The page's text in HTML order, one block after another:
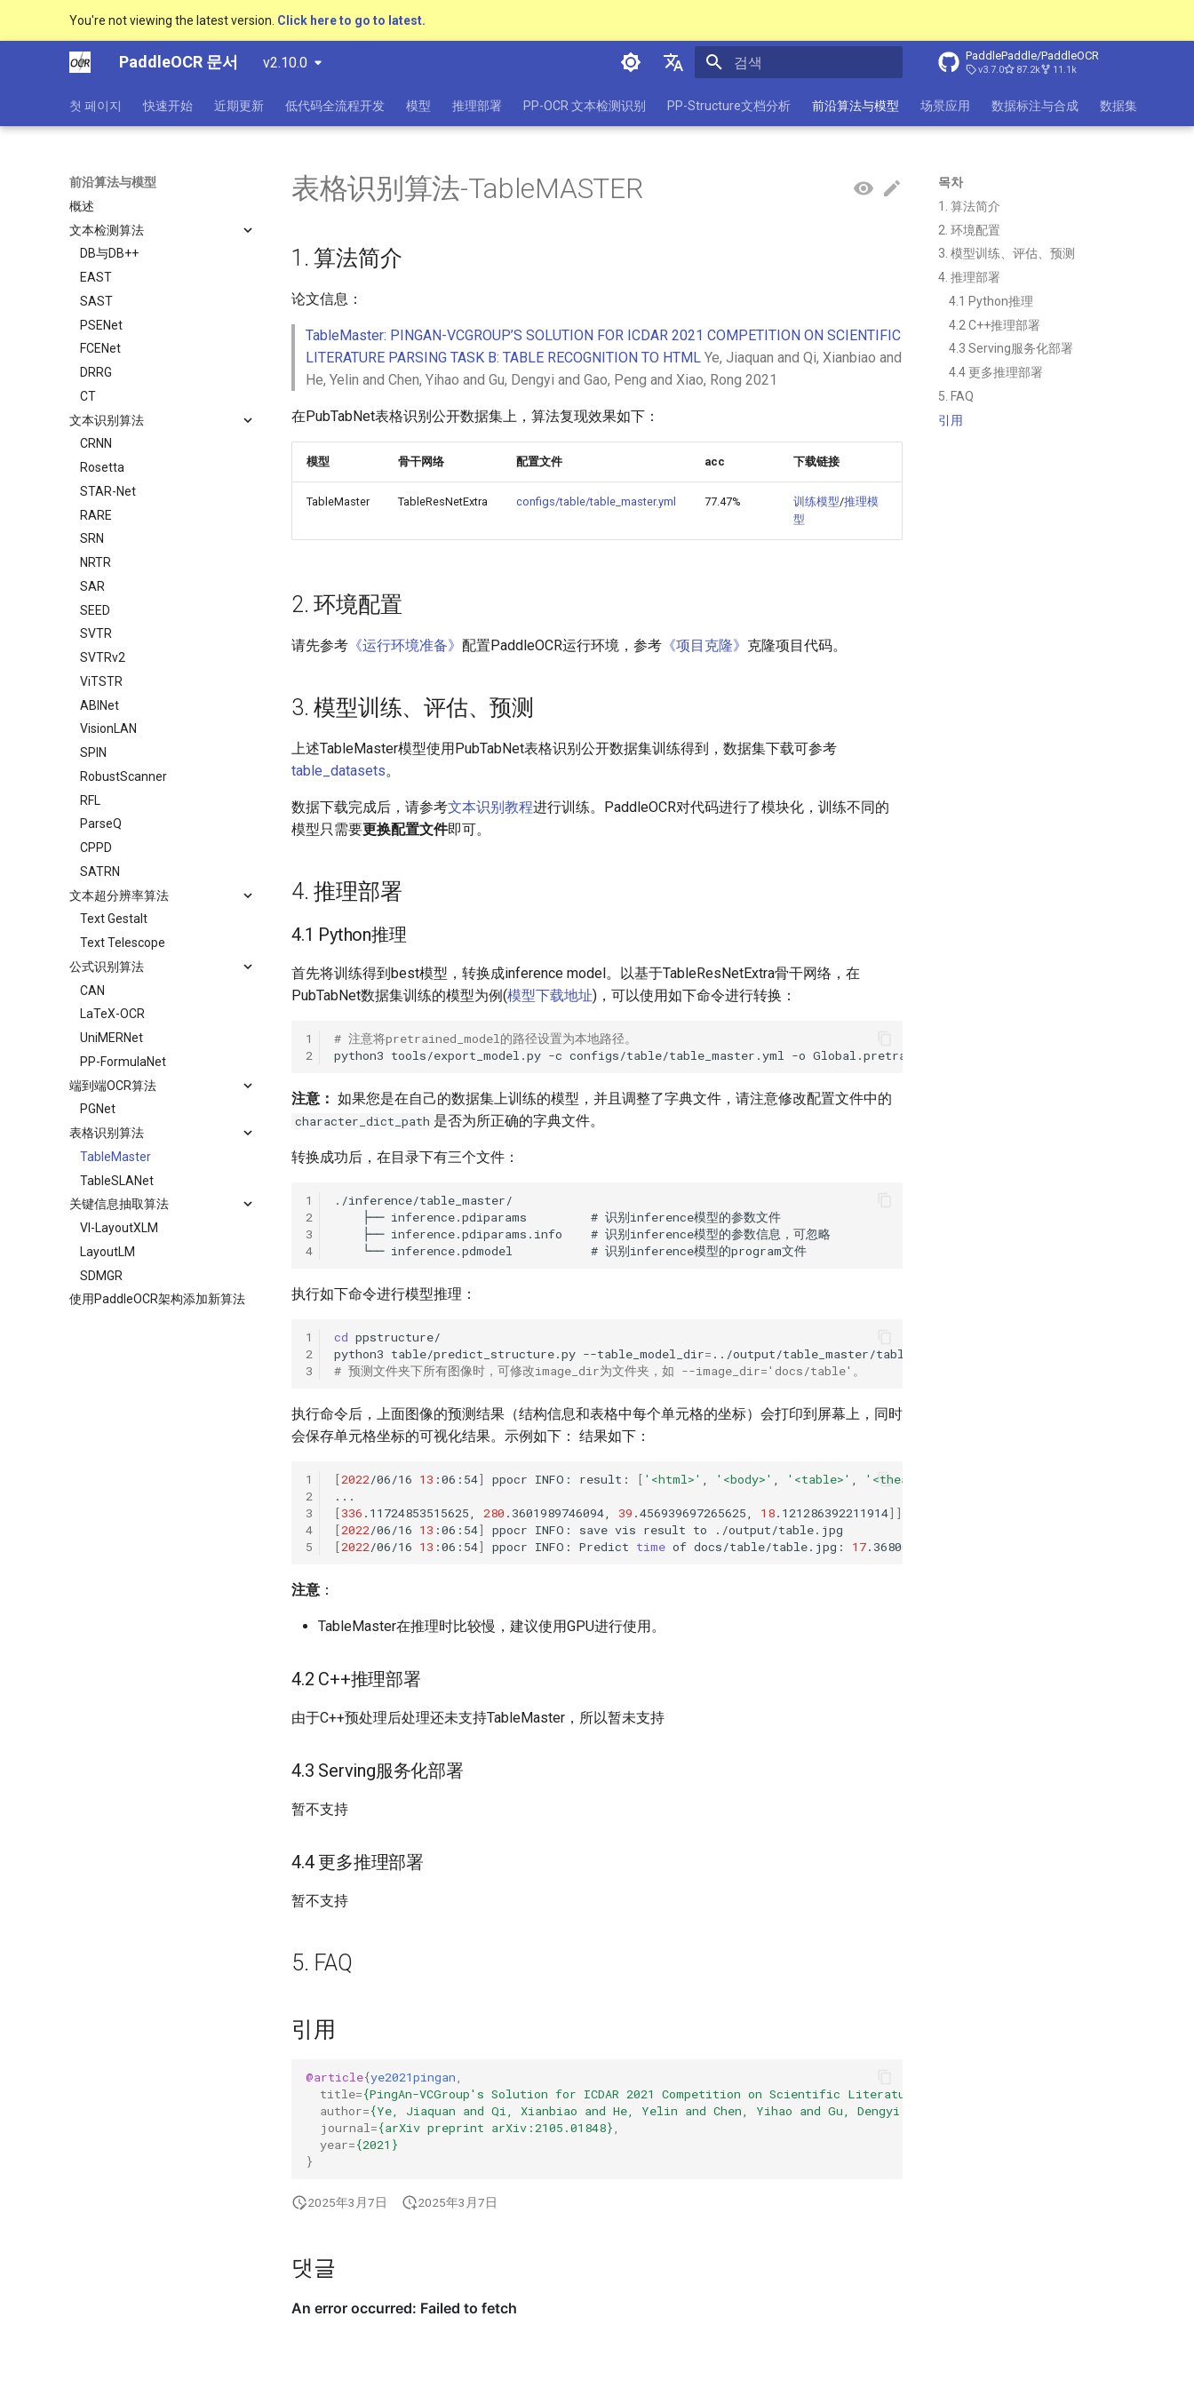
You're not viewing the latest version. Click here to go to latest.
PaddleOCR 문서 v2.10.0
简体中文
Pу́сский язы́к
PaddlePaddle/PaddleOCR
v3.7.0 87.2k 11.1k
첫 페이지 快速开始 近期更新 低代码全流程开发 模型 推理部署 PP-OCR 文本检测识别 PP-Structure文档分析 前沿算法与模型 场景应用 数据标注与合成 数据集
前沿算法与模型
概述
文本检测算法
DB与DB++
EAST
SAST
PSENet
FCENet
DRRG
CT
文本识别算法
CRNN
Rosetta
STAR-Net
RARE
SRN
NRTR
SAR
SEED
SVTR
SVTRv2
ViTSTR
ABINet
VisionLAN
SPIN
RobustScanner
RFL
ParseQ
CPPD
SATRN
文本超分辨率算法
Text Gestalt
Text Telescope
公式识别算法
CAN
LaTeX-OCR
UniMERNet
PP-FormulaNet
端到端OCR算法
PGNet
表格识别算法
TableMaster
TableSLANet
关键信息抽取算法
VI-LayoutXLM
LayoutLM
SDMGR
使用PaddleOCR架构添加新算法
목차
1. 算法简介
2. 环境配置
3. 模型训练、评估、预测
4. 推理部署
4.1 Python推理
4.2 C++推理部署
4.3 Serving服务化部署
4.4 更多推理部署
5. FAQ
引用
表格识别算法-TableMASTER
1. 算法简介
论文信息：
TableMaster: PINGAN-VCGROUP’S SOLUTION FOR ICDAR 2021 COMPETITION ON SCIENTIFIC
LITERATURE PARSING TASK B: TABLE RECOGNITION TO HTML Ye, Jiaquan and Qi, Xianbiao and
He, Yelin and Chen, Yihao and Gu, Dengyi and Gao, Peng and Xiao, Rong 2021
在PubTabNet表格识别公开数据集上，算法复现效果如下：
模型 骨干网络 配置文件 acc 下载链接
TableMaster TableResNetExtra configs/table/table_master.yml 77.47% 训练模型/推理模
型
2. 环境配置
请先参考 《运行环境准备》 配置PaddleOCR运行环境，参考 《项目克隆》 克隆项目代码。
3. 模型训练、评估、预测
上述TableMaster模型使用PubTabNet表格识别公开数据集训练得到，数据集下载可参考
table_datasets。
数据下载完成后，请参考文本识别教程进行训练。PaddleOCR对代码进行了模块化，训练不同的
模型只需要更换配置文件即可。
4. 推理部署
4.1 Python推理
首先将训练得到best模型，转换成inference model。以基于TableResNetExtra骨干网络，在
PubTabNet数据集训练的模型为例(模型下载地址)，可以使用如下命令进行转换：
1
2
# 注意将pretrained_model的路径设置为本地路径。
python3 tools/export_model.py -c configs/table/table_master.yml -o Global.pretrained_model
注意： 如果您是在自己的数据集上训练的模型，并且调整了字典文件，请注意修改配置文件中的
character_dict_path 是否为所正确的字典文件。
转换成功后，在目录下有三个文件：
1
2
3
4
执行如下命令进行模型推理：
1
2
3
cd
python3 table/predict_structure.py --table_model_dir= ../output/table_master/table_structure_tablemaster_infer/
# 预测文件夹下所有图像时，可修改image_dir为文件夹，如 --image_dir='docs/table'。
执行命令后，上面图像的预测结果（结构信息和表格中每个单元格的坐标）会打印到屏幕上，同时
会保存单元格坐标的可视化结果。示例如下： 结果如下：
1
2
3
4
5
[2022/06/16 13 :06:54] ppocr INFO: result: [ '<html>' '<body>' '<table>' '<thead>'
[336 .11724853515625, 280 .3601989746094, 39 .456939697265625, 18.121286392211914]]
[2022/06/16 13 :06:54] ppocr INFO: save vis result to
[2022/06/16 13 :06:54] ppocr INFO: Predict time of docs/table/table.jpg: 17
注意 ：
TableMaster在推理时比较慢，建议使用GPU进行使用。
4.2 C++推理部署
由于C++预处理后处理还未支持TableMaster，所以暂未支持
4.3 Serving服务化部署
暂不支持
4.4 更多推理部署
暂不支持
5. FAQ
引用
@article{ye2021pingan
title={PingAn-VCGroup's Solution for ICDAR 2021 Competition on Scientific Literature Parsing Task B: Table Recognition to
author={Ye, Jiaquan and Qi, Xianbiao and He, Yelin and Chen, Yihao and Gu, Dengyi and Gao, Peng and Xiao, Rong}
journal ={arXiv preprint arXiv:2105.01848}
year={2021}
}
2025年3月7日 2025年3月7日
댓글